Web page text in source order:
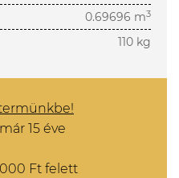
0.69696 m3
110 kg
15 éve
Ft felett